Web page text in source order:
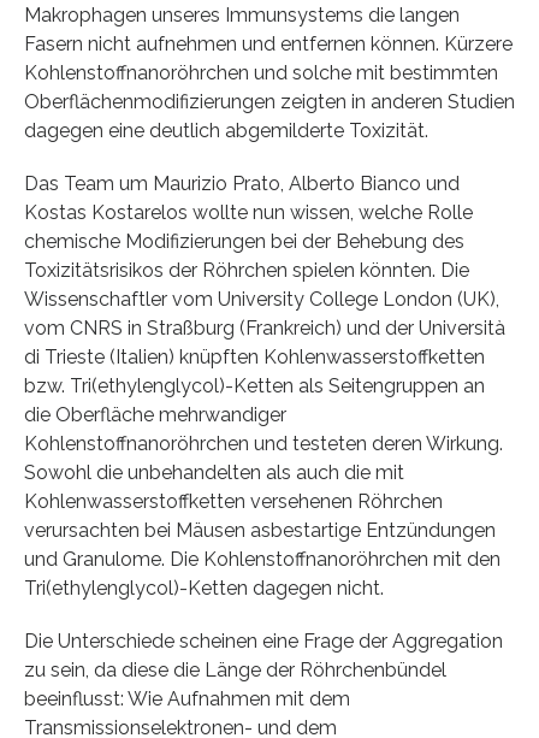
Makrophagen unseres Immunsystems die langen
Fasern nicht aufnehmen und entfernen können. Kürzere
Kohlenstoffnanoröhrchen und solche mit bestimmten
Oberflächenmodifizierungen zeigten in anderen Studien
dagegen eine deutlich abgemilderte Toxizität.
Das Team um Maurizio Prato, Alberto Bianco und
Kostas Kostarelos wollte nun wissen, welche Rolle
chemische Modifizierungen bei der Behebung des
Toxizitätsrisikos der Röhrchen spielen könnten. Die
Wissenschaftler vom University College London (UK),
vom CNRS in Straßburg (Frankreich) und der Università
di Trieste (Italien) knüpften Kohlenwasserstoffketten
bzw. Tri(ethylenglycol)-Ketten als Seitengruppen an
die Oberfläche mehrwandiger
Kohlenstoffnanoröhrchen und testeten deren Wirkung.
Sowohl die unbehandelten als auch die mit
Kohlenwasserstoffketten versehenen Röhrchen
verursachten bei Mäusen asbestartige Entzündungen
und Granulome. Die Kohlenstoffnanoröhrchen mit den
Tri(ethylenglycol)-Ketten dagegen nicht.
Die Unterschiede scheinen eine Frage der Aggregation
zu sein, da diese die Länge der Röhrchenbündel
beeinflusst: Wie Aufnahmen mit dem
Transmissionselektronen- und dem